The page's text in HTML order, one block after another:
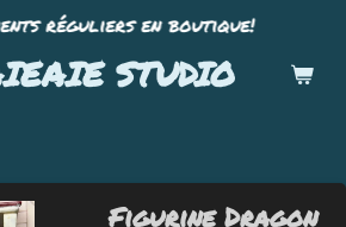
STUDIO
réguliers en boutique!
Figurine Dragon